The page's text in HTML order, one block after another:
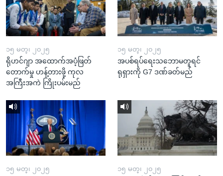
၁၅ မတ္၊ ၂၀၂၅
ရိုဟင်ဂျာ အထောက်အပံ့ဖြတ်
တောက်မှု ဟန့်တားဖို့ ကုလ
အကြီးအကဲ ကြိုးပမ်းမည်
၁၅ မတ္၊ ၂၀၂၅
အပစ်ရပ်ရေးသဘောမတူရင်
ရုရှားကို G7 ဒဏ်ခတ်မည်
၁၅ မတ္၊ ၂၀၂၅ ၁၅ မတ္၊ ၂၀၂၅